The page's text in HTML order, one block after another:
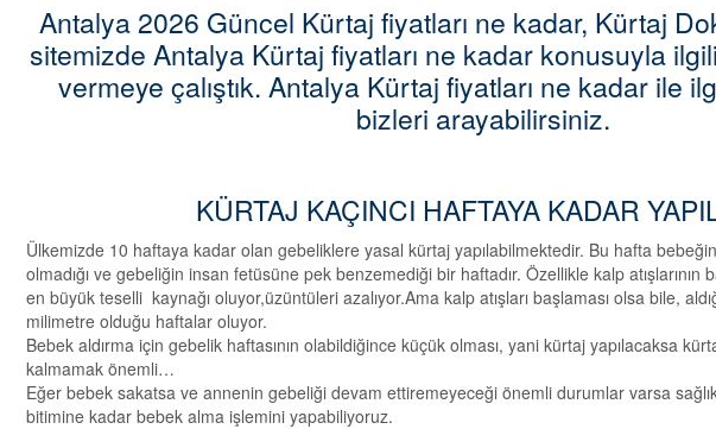
Antalya 2026 Güncel Kürtaj fiyatları ne kadar, Kürtaj
sitemizde Antalya Kürtaj fiyatları ne kadar konusuyla
vermeye çalıştık. Antalya Kürtaj fiyatları ne kadar ile
bizleri arayabilirsiniz.
KÜRTAJ KAÇINCI HAFTAYA KADAR
Ülkemizde 10 haftaya kadar olan gebeliklere yasal kürtaj yapılabilmektedir. Bu hafta bebeğin
olmadığı ve gebeliğin insan fetüsüne pek benzemediği bir haftadır. Özellikle kalp atışlarının
en büyük teselli kaynağı oluyor,üzüntüleri azalıyor.Ama kalp atışları başlaması olsa bile,
milimetre olduğu haftalar oluyor.
Bebek aldırma için gebelik haftasının olabildiğince küçük olması, yani kürtaj yapılacaksa
kalmamak önemli…
Eğer bebek sakatsa ve annenin gebeliği devam ettiremeyeceği önemli durumlar varsa
bitimine kadar bebek alma işlemini yapabiliyoruz.